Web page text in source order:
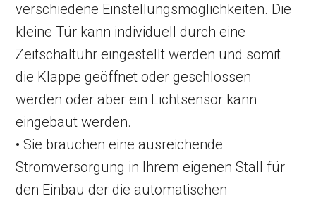
verschiedene Einstellungsmöglichkeiten. Die
kleine Tür kann individuell durch eine
Zeitschaltuhr eingestellt werden und somit
die Klappe geöffnet oder geschlossen
werden oder aber ein Lichtsensor kann
eingebaut werden.
• Sie brauchen eine ausreichende
Stromversorgung in Ihrem eigenen Stall für
den Einbau der die automatischen